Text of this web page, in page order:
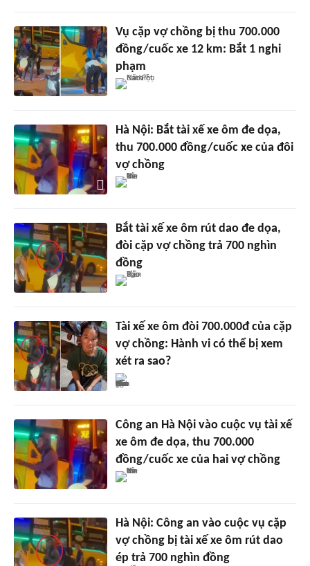
Vụ cặp vợ chồng bị thu 700.000
đồng/cuốc xe 12 km: Bắt 1 nghi
phạm
Hà Nội: Bắt tài xế xe ôm đe dọa,
thu 700.000 đồng/cuốc xe của đôi
vợ chồng
Bắt tài xế xe ôm rút dao đe dọa,
đòi cặp vợ chồng trả 700 nghìn
đồng
Tài xế xe ôm đòi 700.000đ của cặp
vợ chồng: Hành vi có thể bị xem
xét ra sao?
Công an Hà Nội vào cuộc vụ tài xế
xe ôm đe dọa, thu 700.000
đồng/cuốc xe của hai vợ chồng
Hà Nội: Công an vào cuộc vụ cặp
vợ chồng bị tài xế xe ôm rút dao
ép trả 700 nghìn đồng